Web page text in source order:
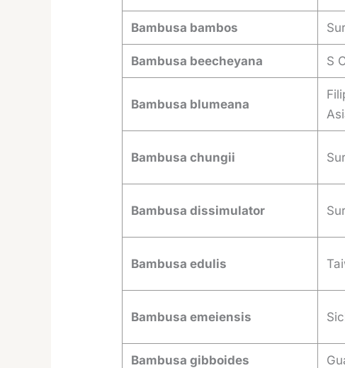
Bambusa bambos
Bambusa beecheyana S
Bambusa blumeana
Bambusa chungii
Bambusa dissimulator
Bambusa edulis
Bambusa emeiensis
Bambusa gibboides